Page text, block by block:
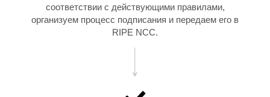
соответствии с действующими правилами,
организуем процесс подписания и передаем его в
RIPE NCC.